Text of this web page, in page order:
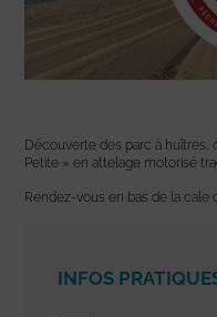
Découverte des parc à huîtres,
Petite » en attelage motorisé
Rendez-vous en bas de la cale
INFOS